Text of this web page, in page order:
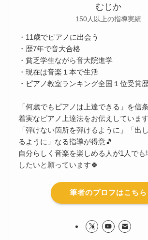
むじか
150人以上の指導実績
・11歳でピアノに出会う
・歴7年で音大合格
・貧乏学生ながら音大院進学
・現在は音楽１本で生活
・ピアノ教室ランキング全国１位受賞
「何歳でもピアノは上達できる」を信
着実なピアノ上達法をお伝えしています
「弾けない箇所を弾けるように」「出
るように」なる指導が得意🎵
自分らしく音楽を楽しめる人が1人でも
したいと願っています🍀
筆者のプロフはこちら